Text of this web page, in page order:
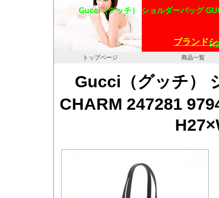
Gucci（グッチ） ショルダーバッグ
ブランド
トップページ 商品一覧
Gucci（グッチ）
CHARM 247281